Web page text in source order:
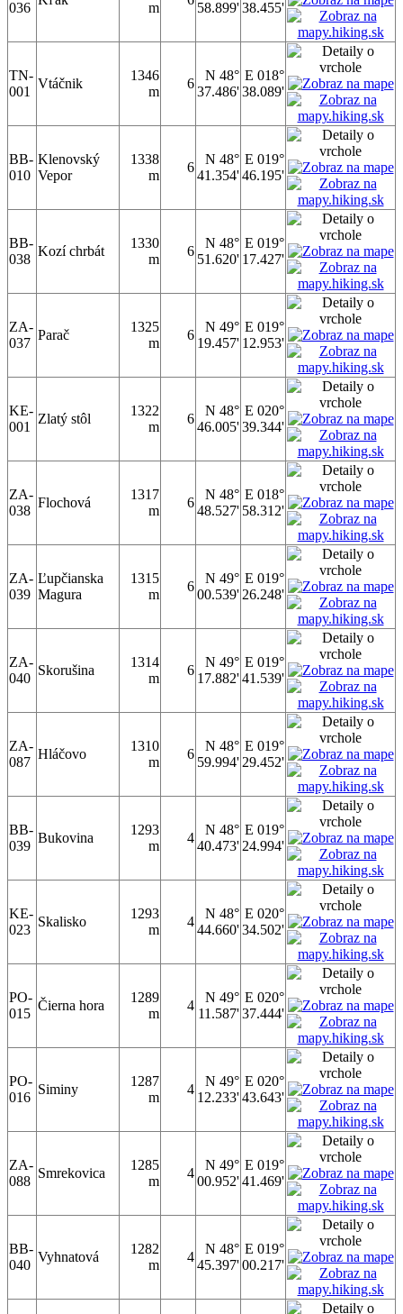
036 m 58.899'38.455'
TN-
001
Vtáčnik
1346
m
6
N 48°
37.486'
E 018°
38.089'
BB-
010
Klenovský
Vepor
1338
m
6
N 48°
41.354'
E 019°
46.195'
BB-
038
Kozí chrbát
1330
m
6
N 48°
51.620'
E 019°
17.427'
ZA-
037
Parač
1325
m
6
N 49°
19.457'
E 019°
12.953'
KE-
001
Zlatý stôl
1322
m
6
N 48°
46.005'
E 020°
39.344'
ZA-
038
Flochová
1317
m
6
N 48°
48.527'
E 018°
58.312'
ZA-
039
Ľupčianska
Magura
1315
m
6
N 49°
00.539'
E 019°
26.248'
ZA-
040
Skorušina
1314
m
6
N 49°
17.882'
E 019°
41.539'
ZA-
087
Hláčovo
1310
m
6
N 48°
59.994'
E 019°
29.452'
BB-
039
Bukovina
1293
m
4
N 48°
40.473'
E 019°
24.994'
KE-
023
Skalisko
1293
m
4
N 48°
44.660'
E 020°
34.502'
PO-
015
Čierna hora
1289
m
4
N 49°
11.587'
E 020°
37.444'
PO-
016
Siminy
1287
m
4
N 49°
12.233'
E 020°
43.643'
ZA-
088
Smrekovica
1285
m
4
N 49°
00.952'
E 019°
41.469'
BB-
040
Vyhnatová
1282
m
4
N 48°
45.397'
E 019°
00.217'